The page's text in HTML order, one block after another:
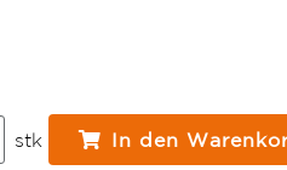
stk In den